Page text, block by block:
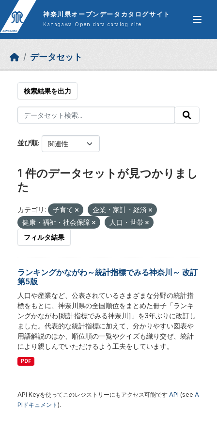
Skip to main content
神奈川県オープンデータカタログサイト
Kanagawa Open data catalog site
データセット
検索結果を出力
並び順
1 件のデータセットが見つかりまし
た
カテゴリ: 子育て
企業・家計・経済
健康・福祉・社会保障
人口・世帯
フィルタ結果
ランキングかながわ～統計指標でみる神奈川～ 改訂
第5版
人口や産業など、公表されているさまざまな分野の統計指
標をもとに、神奈川県の全国順位をまとめた冊子「ランキ
ングかながわ[統計指標でみる神奈川]」を3年ぶりに改訂し
ました。代表的な統計指標に加えて、分かりやすい図表や
用語解説のほか、順位順の一覧やクイズも織り交ぜ、統計
により親しんでいただけるよう工夫をしています。
PDF
API Keyを使ってこのレジストリーにもアクセス可能です API (see A
PIドキュメント ).